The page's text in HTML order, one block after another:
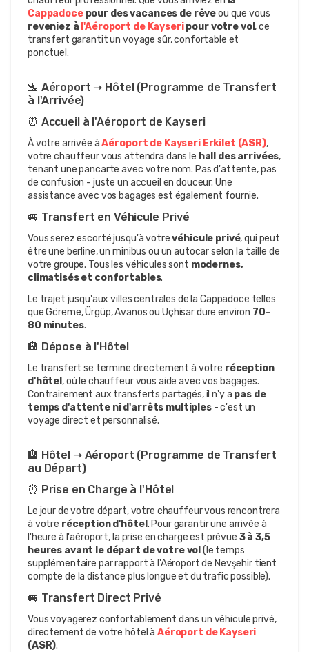
Cappadoce pour des vacances de rêve
reveniez à l'Aéroport de Kayseri pour votre vol , ce
transfert garantit un voyage sûr, confortable et
ponctuel.
🛬 Aéroport ➝ Hôtel (Programme de Transfert
à l'Arrivée)
⏰ Accueil à l'Aéroport de Kayseri
À votre arrivée à Aéroport de Kayseri Erkilet (ASR),
votre chauffeur vous attendra dans le hall des arrivées,
tenant une pancarte avec votre nom. Pas d'attente, pas
de confusion - juste un accueil en douceur. Une
assistance avec vos bagages est également fournie.
🚐 Transfert en Véhicule Privé
Vous serez escorté jusqu'à votre véhicule privé, qui peut
être une berline, un minibus ou un autocar selon la taille de
votre groupe. Tous les véhicules sont modernes,
climatisés et confortables.
Le trajet jusqu'aux villes centrales de la Cappadoce telles
que Göreme, Ürgüp, Avanos ou Uçhisar dure environ 70–
80 minutes.
🏨 Dépose à l'Hôtel
Le transfert se termine directement à votre réception
d'hôtel , où le chauffeur vous aide avec vos bagages.
Contrairement aux transferts partagés, il n'y a pas de
temps d'attente ni d'arrêts multiples - c'est un
voyage direct et personnalisé.
🏨 Hôtel ➝ Aéroport (Programme de Transfert
au Départ)
⏰ Prise en Charge à l'Hôtel
Le jour de votre départ, votre chauffeur vous rencontrera
à votre réception d'hôtel . Pour garantir une arrivée à
l'heure à l'aéroport, la prise en charge est prévue 3 à 3,5
heures avant le départ de votre vol (le temps
supplémentaire par rapport à l'Aéroport de Nevşehir tient
compte de la distance plus longue et du trafic possible).
🚐 Transfert Direct Privé
Vous voyagerez confortablement dans un véhicule privé,
directement de votre hôtel à Aéroport de Kayseri
(ASR).